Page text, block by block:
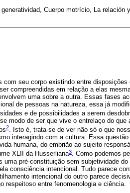
Cuerpo motrício, La relación
seu corpo existindo entre
compreendidas em relação a elas
uma sobre a outra. Essas fases
de pessoas na natureza, essa já
e de possibilidades a serem
modo de ser que vive o entrelaço do
2. Isto é, trata-se de ver não só o que
interagindo com a cultura. Essa
humana, do embrião ao sujeito
XLII da Husserliana3. Como podemos
uma pré-constituição sem subjetividade
consciência intencional. Tudo parece
intencional do outro parece
respeitoso entre fenomenologia e ciência.